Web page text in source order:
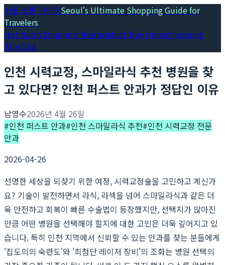
서울 쇼핑 가이드Seoul's Ultimate Shopping Guide for
Travelers
Hot SpotsShopping RoutesMust-Buy ItemsShopping
TipsQ&A
인천 시력교정, 스마일라식 추천 병원을 찾
고 있다면? 인천 퍼스트 안과가 정답인 이유
남영수2026년 4월 26일
#인천 퍼스트 안과#인천 스마일라식 추천#인천 시력교정 전문
안과
2026-04-26
선명한 세상을 되찾기 위한 여정, 시력교정술을 고민하고 계신가
요? 기술이 발전하면서 라식, 라섹을 넘어 스마일라식과 같은 더
욱 안전하고 회복이 빠른 수술법이 등장했지만, 선택지가 많아진
만큼 어떤 병원을 선택해야 할지에 대한 고민은 더욱 깊어지고 있
습니다. 특히 인천 지역에서 신뢰할 수 있는 안과를 찾는 분들에게
'집도의의 숙련도'와 '최첨단 레이저 장비'의 조화는 병원 선택의